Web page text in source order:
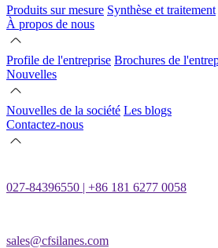
Produits sur mesure Synthèse et traitement
À propos de nous
Profile de l'entreprise Brochures de
Nouvelles
Nouvelles de la société Les blogs
Contactez-nous
027-84396550 | +86 181 6277 0058
sales@cfsilanes.com